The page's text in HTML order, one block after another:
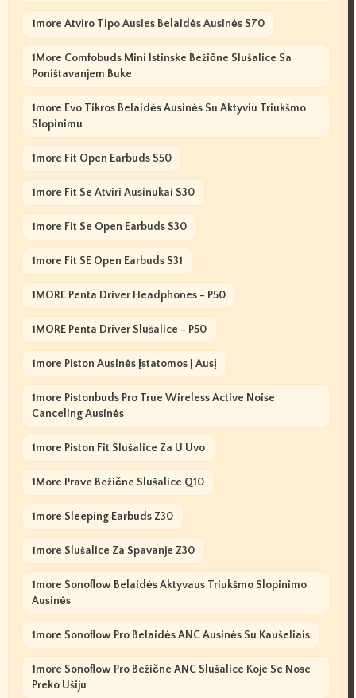
1more Atviro Tipo Ausies Belaidės Ausinės S70
1More Comfobuds Mini Istinske Bežične Slušalice Sa
Poništavanjem Buke
1more Evo Tikros Belaidės Ausinės Su Aktyviu Triukšmo
Slopinimu
1more Fit Open Earbuds S50
1more Fit Se Atviri Ausinukai S30
1more Fit Se Open Earbuds S30
1more Fit SE Open Earbuds S31
1MORE Penta Driver Headphones - P50
1MORE Penta Driver Slušalice - P50
1more Piston Ausinės Įstatomos Į Ausį
1more Pistonbuds Pro True Wireless Active Noise
Canceling Ausinės
1more Piston Fit Slušalice Za U Uvo
1More Prave Bežične Slušalice Q10
1more Sleeping Earbuds Z30
1more Slušalice Za Spavanje Z30
1more Sonoflow Belaidės Aktyvaus Triukšmo Slopinimo
Ausinės
1more Sonoflow Pro Belaidės ANC Ausinės Su Kaušeliais
1more Sonoflow Pro Bežične ANC Slušalice Koje Se Nose
Preko Ušiju